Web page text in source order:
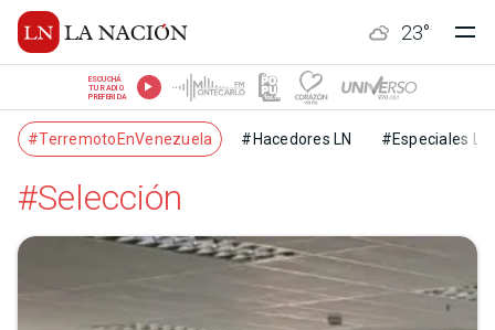
23°
ESCUCHÁ
TU RADIO
PREFERIDA
#TerremotoEnVenezuela #Hacedores LN #Especiales LN
#Selección